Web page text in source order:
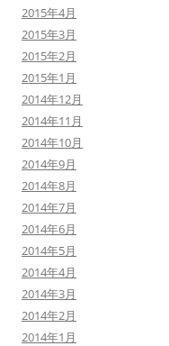
2015年4月
2015年3月
2015年2月
2015年1月
2014年12月
2014年11月
2014年10月
2014年9月
2014年8月
2014年7月
2014年6月
2014年5月
2014年4月
2014年3月
2014年2月
2014年1月